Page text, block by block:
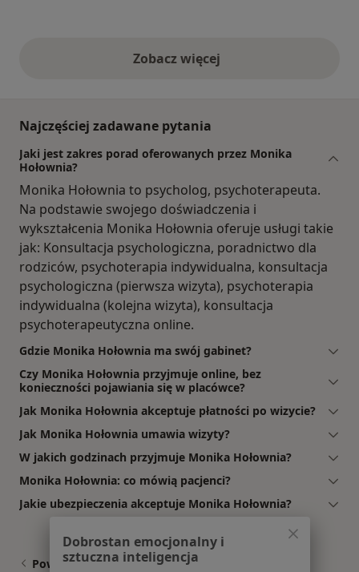
Zobacz więcejopinie powyżej
Najczęściej zadawane pytania
Jaki jest zakres porad oferowanych przez Monika
Hołownia?
Monika Hołownia to psycholog, psychoterapeuta.
Na podstawie swojego doświadczenia i
wykształcenia Monika Hołownia oferuje usługi takie
jak: Konsultacja psychologiczna, poradnictwo dla
rodziców, psychoterapia indywidualna, konsultacja
psychologiczna (pierwsza wizyta), psychoterapia
indywidualna (kolejna wizyta), konsultacja
psychoterapeutyczna online.
Gdzie Monika Hołownia ma swój gabinet?
Czy Monika Hołownia przyjmuje online, bez
konieczności pojawiania się w placówce?
Jak Monika Hołownia akceptuje płatności po wizycie?
Jak Monika Hołownia umawia wizyty?
W jakich godzinach przyjmuje Monika Hołownia?
Monika Hołownia: co mówią pacjenci?
Jakie ubezpieczenia akceptuje Monika Hołownia?
Powiązane wyszukiwania
Dobrostan emocjonalny i
sztuczna inteligencja